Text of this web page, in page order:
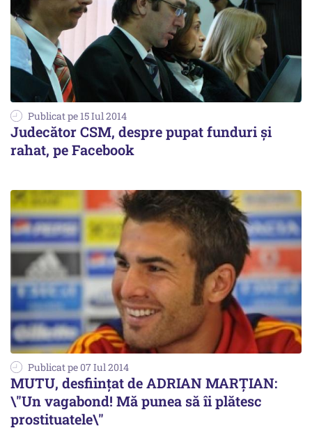
Publicat pe 15 Iul 2014
Judecător CSM, despre pupat funduri și
rahat, pe Facebook
Publicat pe 07 Iul 2014
MUTU, desființat de ADRIAN MARȚIAN:
\"Un vagabond! Mă punea să îi plătesc
prostituatele\"